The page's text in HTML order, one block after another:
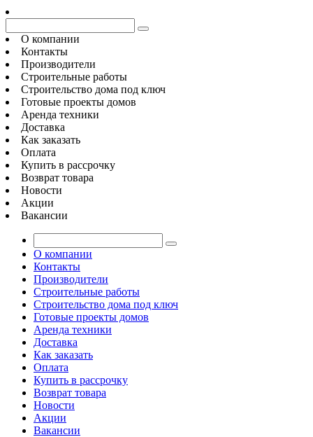
О компании
Контакты
Производители
Строительные работы
Строительство дома под ключ
Готовые проекты домов
Аренда техники
Доставка
Как заказать
Оплата
Купить в рассрочку
Возврат товара
Новости
Акции
Вакансии
О компании
Контакты
Производители
Строительные работы
Строительство дома под ключ
Готовые проекты домов
Аренда техники
Доставка
Как заказать
Оплата
Купить в рассрочку
Возврат товара
Новости
Акции
Вакансии